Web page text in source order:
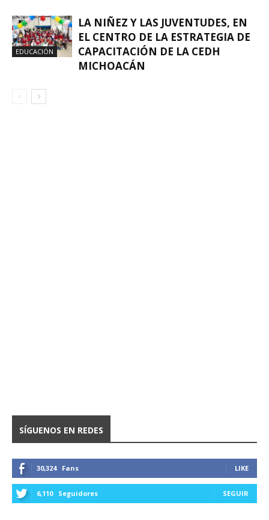
EDUCACIÓN
LA NIÑEZ Y LAS JUVENTUDES, EN
EL CENTRO DE LA ESTRATEGIA DE
CAPACITACIÓN DE LA CEDH
MICHOACÁN
SÍGUENOS EN REDES
30,324 Fans LIKE
6,110 Seguidores SEGUIR